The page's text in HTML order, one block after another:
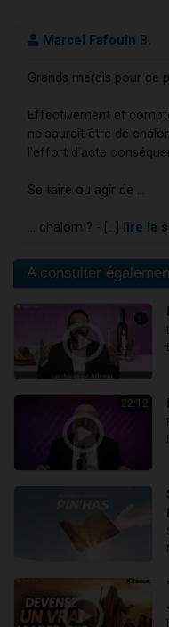
Marcel Fafouin B.
Grands mercis pour ce
Effectivement et
ne saurait être de
l'effort d'acte
Se taire ou agir de ...
... chalom ? - [...] lire la
A consulter
22:12